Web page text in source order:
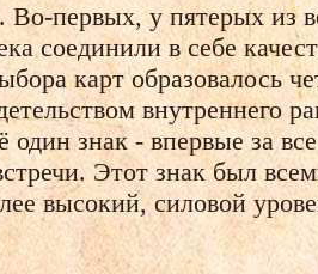
Во-первых, у пятерых из
соединили в себе
карт образовалось
внутреннего
один знак - впервые за
Этот знак был
высокий, силовой